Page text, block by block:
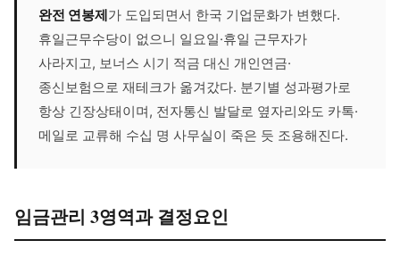
완전 연봉제가 도입되면서 한국 기업문화가 변했다.
휴일근무수당이 없으니 일요일·휴일 근무자가
사라지고, 보너스 시기 적금 대신 개인연금·
종신보험으로 재테크가 옮겨갔다. 분기별 성과평가로
항상 긴장상태이며, 전자통신 발달로 옆자리와도 카톡·
메일로 교류해 수십 명 사무실이 죽은 듯 조용해진다.
임금관리 3영역과 결정요인